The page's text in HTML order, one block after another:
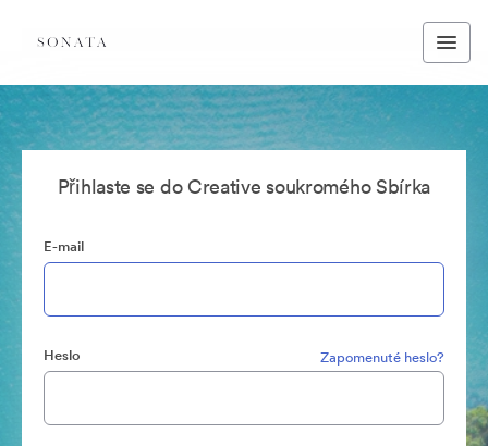
Přihlaste se do Creative soukromého Sbírka
E-mail
Heslo Zapomenuté heslo?